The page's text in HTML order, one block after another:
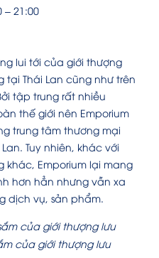
– 21:00
lui tới của giới thượng
tại Thái Lan cũng như trên
tập trung rất nhiều
thế giới nên Emporium
trung tâm thương mại
Tuy nhiên, khác với
khác, Emporium lại mang
hơn hẳn nhưng vẫn xa
dịch vụ, sản phẩm.
của giới thượng lưu